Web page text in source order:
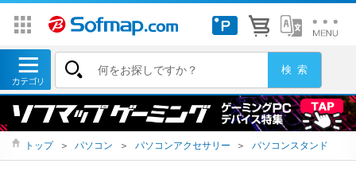
トップ ＞ パソコン ＞ パソコンアクセサリー ＞ パソコンスタンド